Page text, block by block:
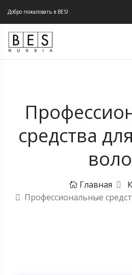
Добро пожаловать в BES!
средства
Главная
Профессиональные